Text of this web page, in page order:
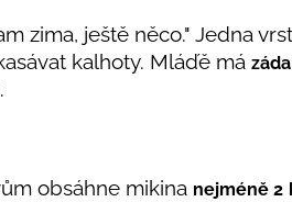
zima, ještě něco." Jedna
kalhoty. Mláďě má
obsáhne mikina nejméně 2